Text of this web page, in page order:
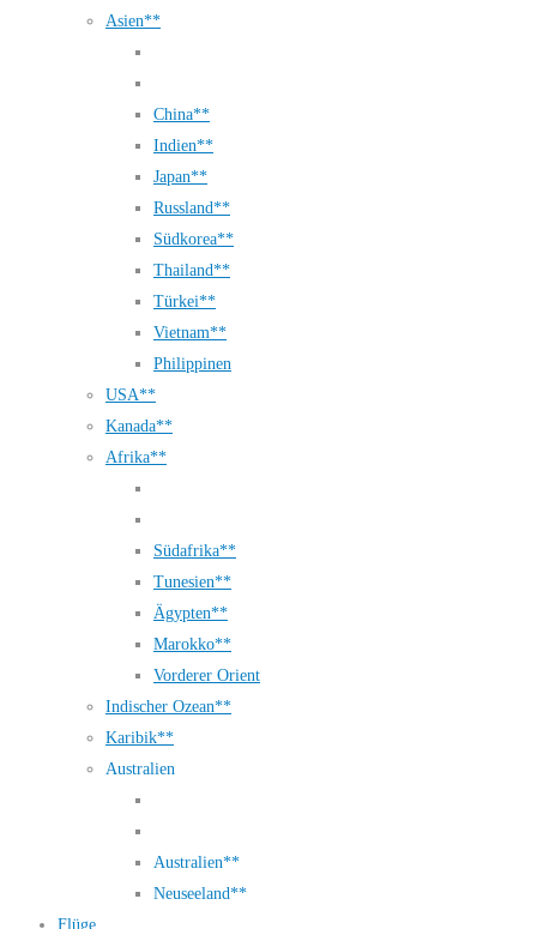
Asien**
China**
Indien**
Japan**
Russland**
Südkorea**
Thailand**
Türkei**
Vietnam**
Philippinen
USA**
Kanada**
Afrika**
Südafrika**
Tunesien**
Ägypten**
Marokko**
Vorderer Orient
Indischer Ozean**
Karibik**
Australien
Australien**
Neuseeland**
Flüge